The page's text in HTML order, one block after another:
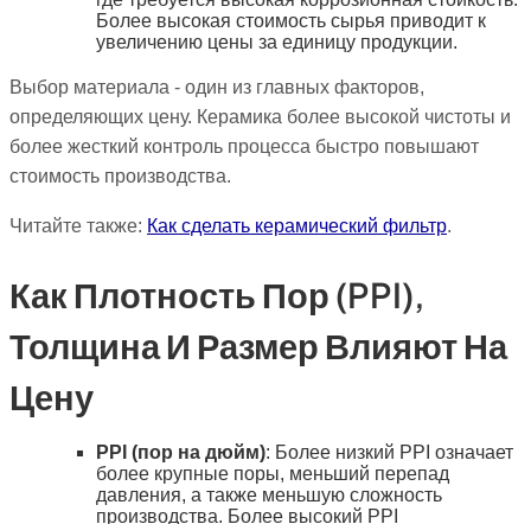
Более высокая стоимость сырья приводит к
увеличению цены за единицу продукции.
Выбор материала - один из главных факторов,
определяющих цену. Керамика более высокой чистоты и
более жесткий контроль процесса быстро повышают
стоимость производства.
Читайте также: Как сделать керамический фильтр.
Как Плотность Пор (PPI),
Толщина И Размер Влияют На
Цену
PPI (пор на дюйм): Более низкий PPI означает
более крупные поры, меньший перепад
давления, а также меньшую сложность
производства. Более высокий PPI